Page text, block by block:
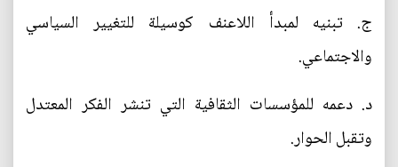
ج. تبنيه لمبدأ اللاعنف كوسيلة للتغيير السياسي
والاجتماعي.
د. دعمه للمؤسسات الثقافية التي تنشر الفكر المعتدل
وتقبل الحوار.